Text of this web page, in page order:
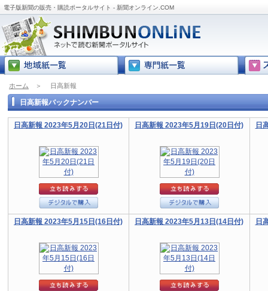
電子版新聞の販売・購読ポータルサイト - 新聞オンライン.COM
ホーム ＞ 日高新報
日高新報バックナンバー
日高新報 2023年5月20日(21日付) 日高新報 2023年5月19日(20日付) 日
日高新報 2023年5月15日(16日付) 日高新報 2023年5月13日(14日付) 日